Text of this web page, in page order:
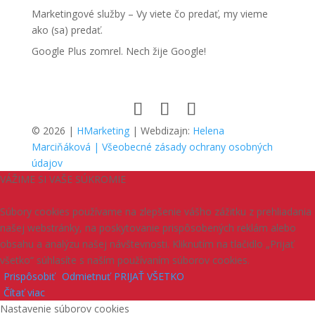
Marketingové služby – Vy viete čo predať, my vieme
ako (sa) predať.
Google Plus zomrel. Nech žije Google!
© 2026 | HMarketing| Webdizajn: Helena
Marciňáková | Všeobecné zásady ochrany osobných
údajov
VÁŽIME SI VAŠE SÚKROMIE
Súbory cookies používame na zlepšenie vášho zážitku z prehliadania
našej webstránky, na poskytovanie prispôsobených reklám alebo
obsahu a analýzu našej návštevnosti. Kliknutím na tlačidlo „Prijať
všetko“ súhlasíte s naším používaním súborov cookies.
Prispôsobiť Odmietnuť PRIJAŤ VŠETKO
Čítať viac
Nastavenie súborov cookies